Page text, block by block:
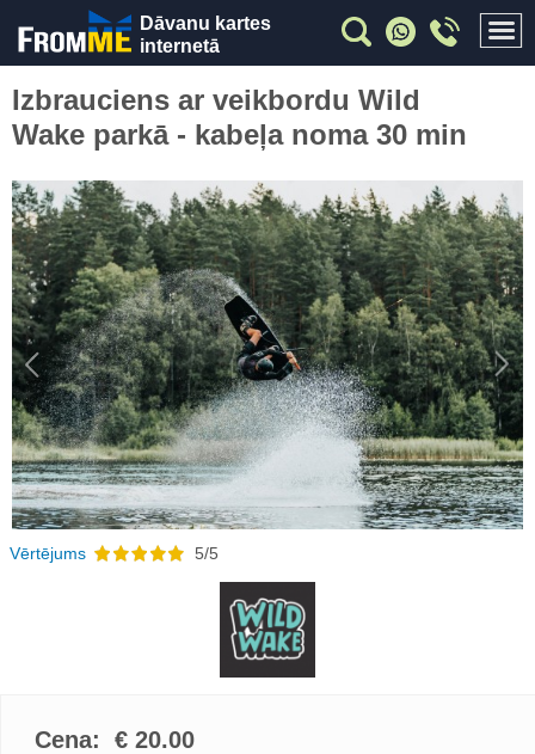
Dāvanu kartes
internetā
Izbrauciens ar veikbordu Wild
Wake parkā - kabeļa noma 30 min
Previous
Vērtējums 5/5
Cena: € 20.00